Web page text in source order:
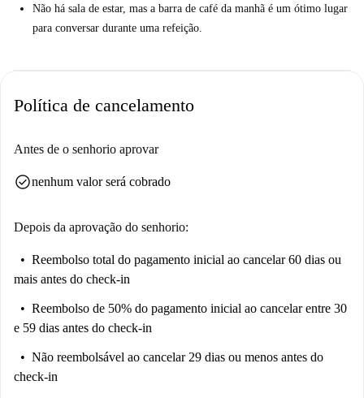
Não há sala de estar, mas a barra de café da manhã é um ótimo lugar
para conversar durante uma refeição.
Política de cancelamento
Antes de o senhorio aprovar
check_circlenenhum valor será cobrado
Depois da aprovação do senhorio:
Reembolso total do pagamento inicial ao cancelar 60 dias ou
mais antes do check-in
Reembolso de 50% do pagamento inicial ao cancelar entre 30
e 59 dias antes do check-in
Não reembolsável ao cancelar 29 dias ou menos antes do
check-in